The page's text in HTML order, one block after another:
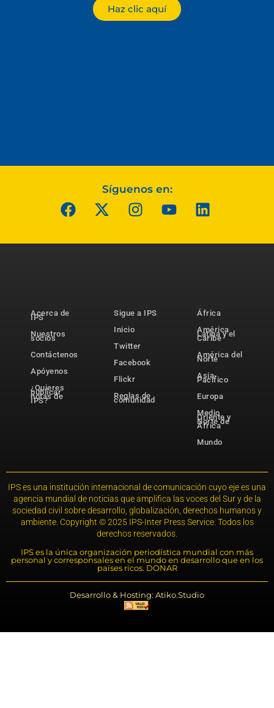
Haz clic aquí
Síguenos en:
Acerca de
IPS
Nuestros
socios
Contáctenos
Apóyenos
¿Quieres
publicar
notas de
IPS?
Sigue a IPS
Inicio
Twitter
Facebook
Flickr
Reglas de
comunidad
África
América
Latina y el
Caribe
América del
Norte
Asia-
Pacífico
Europa
Medio
Oriente y
Norte de
África
Mundo
IPS es una institución internacional de comunicación cuyo eje es una
agencia mundial de noticias que amplifica las voces del Sur y de la
sociedad civil sobre desarrollo, globalización, derechos humanos y
ambiente. Copyright © 2025 IPS-Inter Press Service. Todos los
derechos reservados.
IPS es la única organización periodística mundial con más
personal y corresponsales en el mundo en desarrollo que en los
países ricos. DONAR
Desarrollo & Hosting: Atiko.Studio